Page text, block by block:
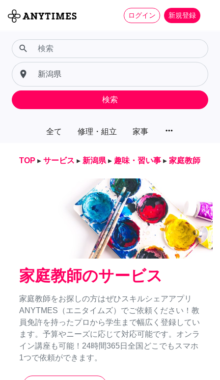
ログイン 新規登録
全て 修理・組立 家事 more_horiz
search
place
検索
TOP ▸ サービス ▸ 新潟県 ▸ 趣味・習い事 ▸ 家庭教師
家庭教師のサービス
家庭教師をお探しの方はぜひスキルシェアアプリ
ANYTMES（エニタイムズ）でご依頼ください！教
員免許を持ったプロから学生まで幅広く登録してい
ます。予算やニーズに応じて対応可能です。オンラ
イン講座も可能！24時間365日全国どこでもスマホ
1つで依頼ができます。